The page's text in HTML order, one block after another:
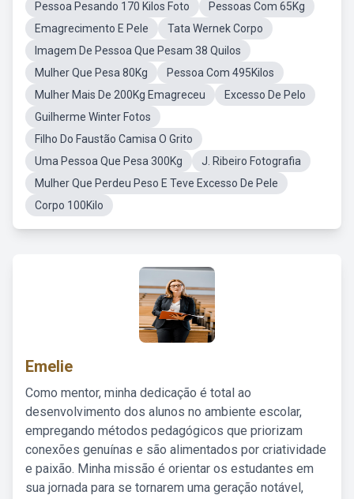
Pessoa Pesando 170 Kilos Foto
Pessoas Com 65Kg
Emagrecimento E Pele
Tata Wernek Corpo
Imagem De Pessoa Que Pesam 38 Quilos
Mulher Que Pesa 80Kg
Pessoa Com 495Kilos
Mulher Mais De 200Kg Emagreceu
Excesso De Pelo
Guilherme Winter Fotos
Filho Do Faustão Camisa O Grito
Uma Pessoa Que Pesa 300Kg
J. Ribeiro Fotografia
Mulher Que Perdeu Peso E Teve Excesso De Pele
Corpo 100Kilo
Emelie
Como mentor, minha dedicação é total ao
desenvolvimento dos alunos no ambiente escolar,
empregando métodos pedagógicos que priorizam
conexões genuínas e são alimentados por criatividade
e paixão. Minha missão é orientar os estudantes em
sua jornada para se tornarem uma geração notável,